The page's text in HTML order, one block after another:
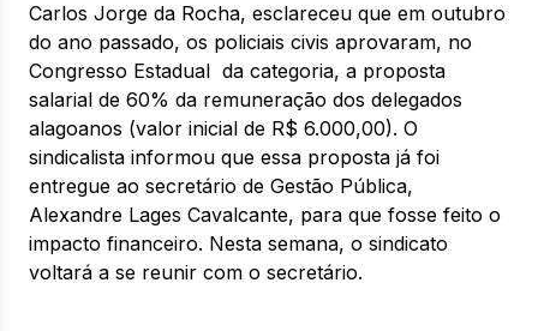
Carlos Jorge da Rocha, esclareceu que em outubro
do ano passado, os policiais civis aprovaram, no
Congresso Estadual da categoria, a proposta
salarial de 60% da remuneração dos delegados
alagoanos (valor inicial de R$ 6.000,00). O
sindicalista informou que essa proposta já foi
entregue ao secretário de Gestão Pública,
Alexandre Lages Cavalcante, para que fosse feito o
impacto financeiro. Nesta semana, o sindicato
voltará a se reunir com o secretário.